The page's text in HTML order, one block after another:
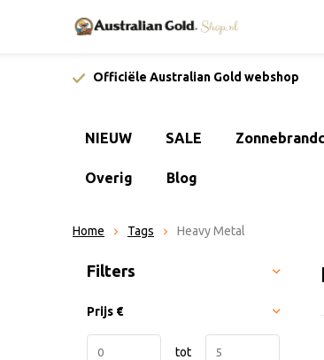
Officiële Australian Gold webshop
NIEUW SALE
Overig Blog
Home Tags Heavy Metal
Sorteren op:
Filters
Prijs €
tot